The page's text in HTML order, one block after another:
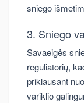
sniego
3. Sniego
Savaeigės
reguliatorių,
priklausant
variklio